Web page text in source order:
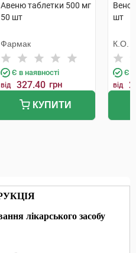
Авеню таблетки 500 мг
50 шт
Фармак
Є в наявності
від 327.40 грн
КУПИТИ
шт
К.О.
Є в
від